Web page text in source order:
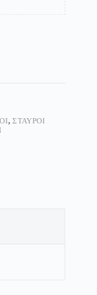
,ΣΤΑΥΡΟΊ